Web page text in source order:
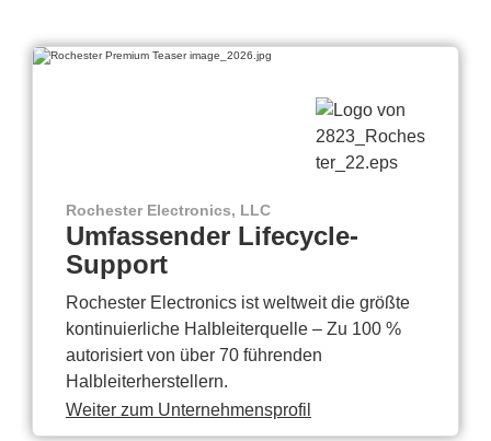
Rochester Electronics, LLC
Umfassender Lifecycle-
Support
Rochester Electronics ist weltweit die größte
kontinuierliche Halbleiterquelle – Zu 100 %
autorisiert von über 70 führenden
Halbleiterherstellern.
Weiter zum Unternehmensprofil